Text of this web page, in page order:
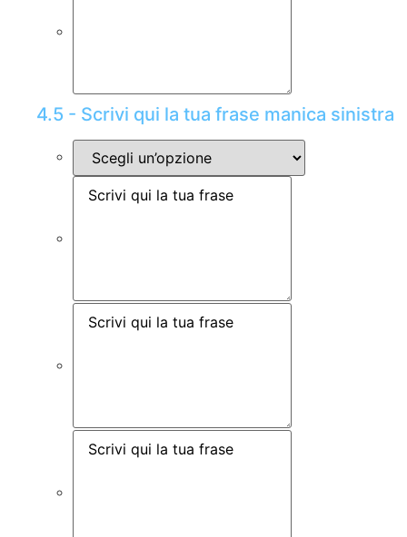
4.5 - Scrivi qui la tua frase manica sinistra